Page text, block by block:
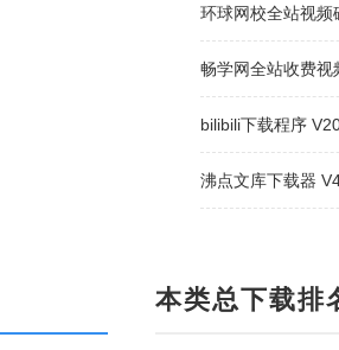
环球网校全站视频
bilibili下载程序
沸点文库下载器
本类总下载排